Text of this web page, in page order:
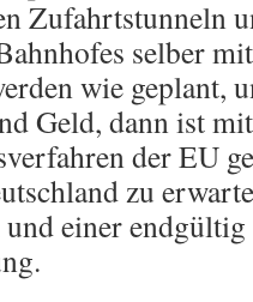
Zufahrtstunneln
selber
wie geplant,
Geld, dann ist
der EU
zu
einer endgültig